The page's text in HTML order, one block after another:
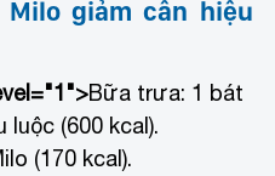
giảm cân hiệu
Bữa trưa: 1 bát
(600 kcal).
(170 kcal).